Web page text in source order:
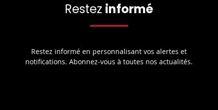
Restez informé
Restez informé en personnalisant vos alertes et
notifications. Abonnez-vous à toutes nos actualités.